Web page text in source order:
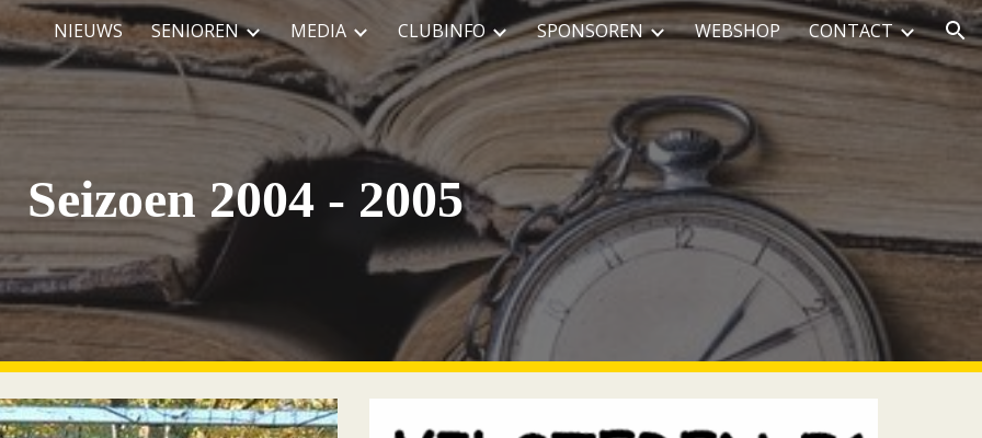
to main content Skip to navigation
NIEUWS SENIOREN MEDIA CLUBINFO SPONSOREN WEBSHOP CONTACT
Seizoen 2004 - 2005